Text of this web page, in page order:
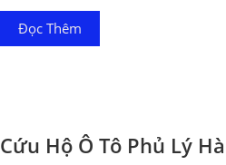
Đọc Thêm
Cứu Hộ Ô Tô Phủ Lý